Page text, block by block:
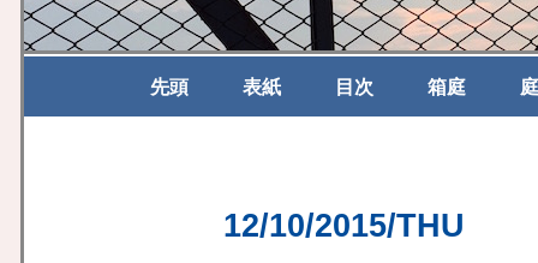
先頭 表紙 目次 箱庭
12/10/2015/THU